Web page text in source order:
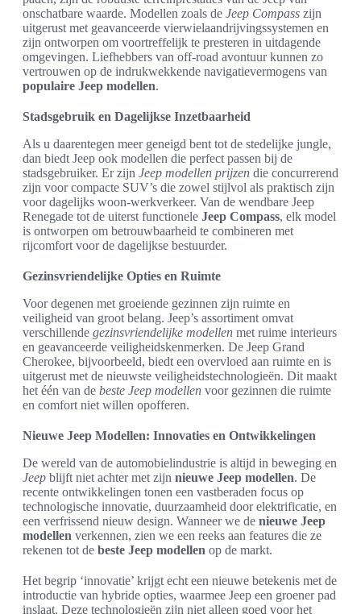
onschatbare waarde. Modellen zoals de Jeep Compass zijn
uitgerust met geavanceerde vierwielaandrijvingssystemen en
zijn ontworpen om voortreffelijk te presteren in uitdagende
omgevingen. Liefhebbers van off-road avontuur kunnen zo
vertrouwen op de indrukwekkende navigatievermogens van
populaire Jeep modellen.
Stadsgebruik en Dagelijkse Inzetbaarheid
Als u daarentegen meer geneigd bent tot de stedelijke jungle,
dan biedt Jeep ook modellen die perfect passen bij de
stadsgebruiker. Er zijn Jeep modellen prijzen die concurrerend
zijn voor compacte SUV’s die zowel stijlvol als praktisch zijn
voor dagelijks woon-werkverkeer. Van de wendbare Jeep
Renegade tot de uiterst functionele Jeep Compass, elk model
is ontworpen om betrouwbaarheid te combineren met
rijcomfort voor de dagelijkse bestuurder.
Gezinsvriendelijke Opties en Ruimte
Voor degenen met groeiende gezinnen zijn ruimte en
veiligheid van groot belang. Jeep’s assortiment omvat
verschillende gezinsvriendelijke modellen met ruime interieurs
en geavanceerde veiligheidskenmerken. De Jeep Grand
Cherokee, bijvoorbeeld, biedt een overvloed aan ruimte en is
uitgerust met de nieuwste veiligheidstechnologieën. Dit maakt
het één van de beste Jeep modellen voor gezinnen die ruimte
en comfort niet willen opofferen.
Nieuwe Jeep Modellen: Innovaties en Ontwikkelingen
De wereld van de automobielindustrie is altijd in beweging en
Jeep blijft niet achter met zijn nieuwe Jeep modellen. De
recente ontwikkelingen tonen een vastberaden focus op
technologische innovatie, duurzaamheid door elektrificatie, en
een verfrissend nieuw design. Wanneer we de nieuwe Jeep
modellen verkennen, zien we een reeks aan features die ze
rekenen tot de beste Jeep modellen op de markt.
Het begrip ‘innovatie’ krijgt echt een nieuwe betekenis met de
introductie van hybride opties, waarmee Jeep een groener pad
inslaat. Deze technologieën zijn niet alleen goed voor het